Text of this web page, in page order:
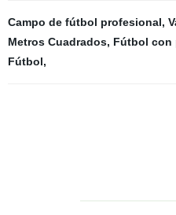
Campo de fútbol profesional,
Metros Cuadrados, Fútbol con
Fútbol,